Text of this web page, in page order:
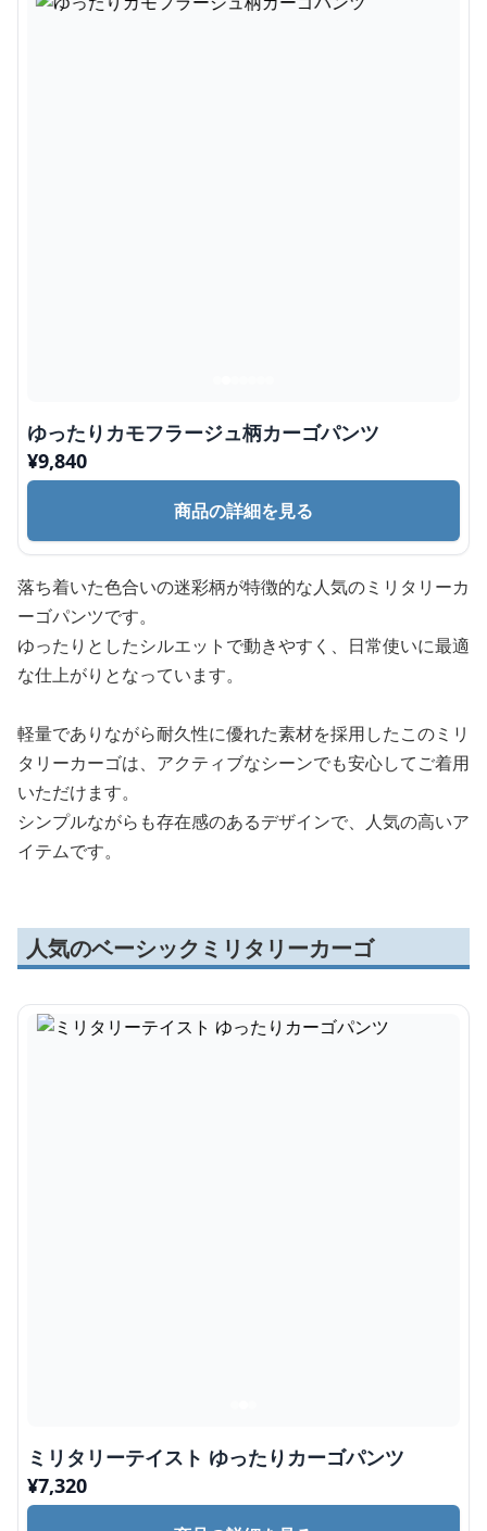
ゆったりカモフラージュ柄カーゴパンツ
¥9,840
商品の詳細を見る
落ち着いた色合いの迷彩柄が特徴的な人気のミリタリーカ
ーゴパンツです。
ゆったりとしたシルエットで動きやすく、日常使いに最適
な仕上がりとなっています。
軽量でありながら耐久性に優れた素材を採用したこのミリ
タリーカーゴは、アクティブなシーンでも安心してご着用
いただけます。
シンプルながらも存在感のあるデザインで、人気の高いア
イテムです。
人気のベーシックミリタリーカーゴ
ミリタリーテイスト ゆったりカーゴパンツ
¥7,320